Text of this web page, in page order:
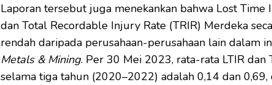
Laporan tersebut juga menekankan bahwa Lost Time
dan Total Recordable Injury Rate (TRIR) Merdeka
rendah daripada perusahaan-perusahaan lain dalam
Metals & Mining. Per 30 Mei 2023, rata-rata LTIR dan
selama tiga tahun (2020–2022) adalah 0,14 dan 0,69,